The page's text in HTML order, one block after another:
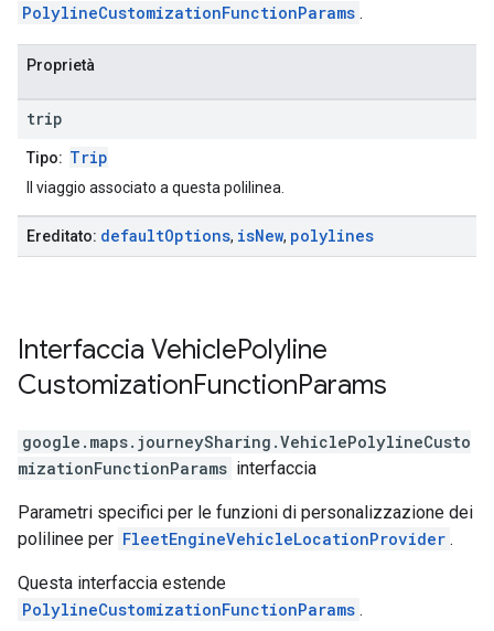
PolylineCustomizationFunctionParams .
Proprietà
trip
Tipo: Trip
Il viaggio associato a questa polilinea.
Ereditato: defaultOptions, isNew, polylines
Interfaccia VehiclePolyline
CustomizationFunctionParams
google.maps.journeySharing .VehiclePolylineCusto
mizationFunctionParams interfaccia
Parametri specifici per le funzioni di personalizzazione dei
polilinee per FleetEngineVehicleLocationProvider .
Questa interfaccia estende
PolylineCustomizationFunctionParams .